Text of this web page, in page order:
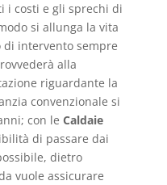
i costi e gli sprechi di
si allunga la vita
intervento sempre
alla
riguardante la
convenzionale si
con le Caldaie
di passare dai
dietro
vuole assicurare